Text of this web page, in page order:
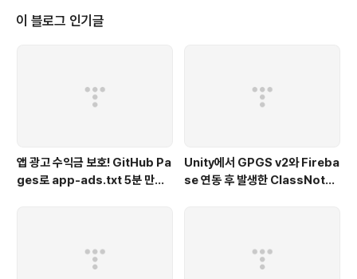
e Map)을 생성합니다.풀링 층(Pooling Layer): 데이터의 크기를 줄여 핵심
정보만 남기고 계산량을 줄입니다...
이 블로그 인기글
앱 광고 수익금 보호! GitHub Pa
ges로 app-ads.txt 5분 만에
Unity에서 GPGS v2와 Fireba
se 연동 후 발생한 ClassNotFo